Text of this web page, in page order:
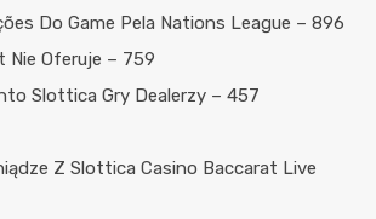
Do Game Pela Nations League – 896
Nie Oferuje – 759
Slottica Gry Dealerzy – 457
Z Slottica Casino Baccarat Live